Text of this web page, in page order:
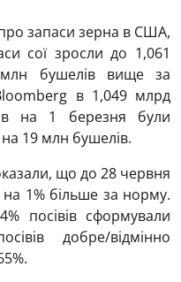
запаси зерна в США,
сої зросли до 1,061
бушелів вище за
в 1,049 млрд
на 1 березня були
на 19 млн бушелів.
що до 28 червня
1% більше за норму.
посівів сформували
добре/відмінно